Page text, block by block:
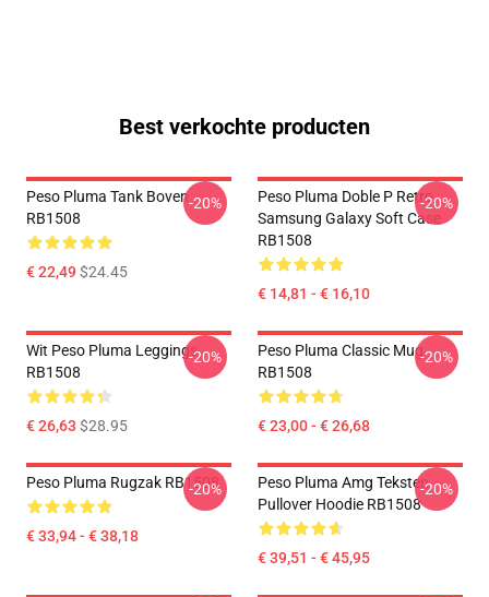
Best verkochte producten
Peso Pluma Tank Boven
RB1508
€ 22,49$24.45
-20%
Peso Pluma Doble P Retro
Samsung Galaxy Soft Case
RB1508
€ 14,81 - € 16,10
-20%
Wit Peso Pluma Leggings
RB1508
€ 26,63 $28.95
-20%
Peso Pluma Classic Mug
RB1508
€ 23,00 - € 26,68
-20%
Peso Pluma Rugzak RB1508
€ 33,94 - € 38,18
-20%
Peso Pluma Amg Teksten
Pullover Hoodie RB1508
€ 39,51 - € 45,95
-20%